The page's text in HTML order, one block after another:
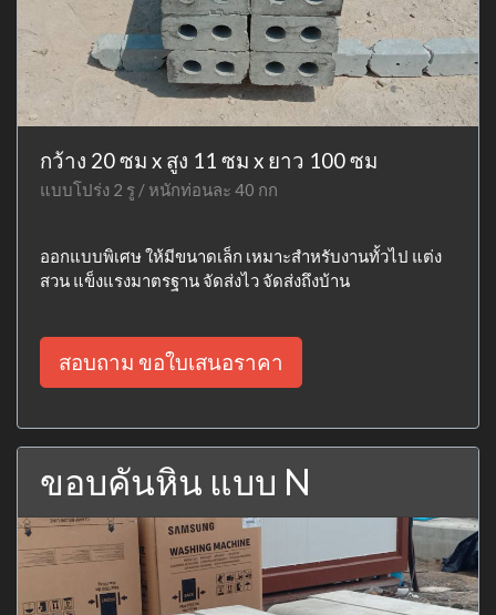
กว้าง 20 ซม x สูง 11 ซม x ยาว 100 ซม
แบบโปร่ง 2 รู / หนักท่อนละ 40 กก
ออกแบบพิเศษ ให้มีขนาดเล็ก เหมาะสำหรับงานทั้วไป แต่ง
สวน แข็งแรงมาตรฐาน จัดส่งไว จัดส่งถึงบ้าน
สอบถาม ขอใบเสนอราคา
ขอบคันหิน แบบ N